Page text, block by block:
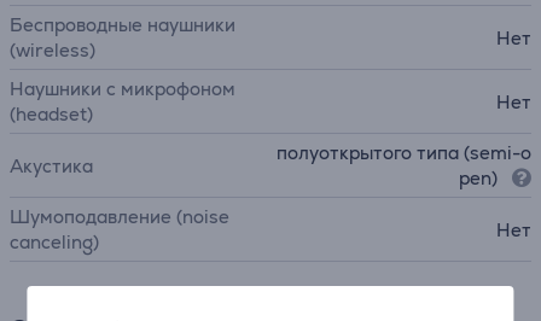
Беспроводные наушники
(wireless)
Нет
Наушники с микрофоном
(headset)
Нет
Акустика
полуоткрытого типа (semi-o
pen)
Шумоподавление (noise
canceling)
Нет